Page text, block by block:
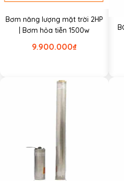
Bơm năng lượng mặt trời 2HP
| Bơm hỏa tiễn 1500w
₫
9.900.000